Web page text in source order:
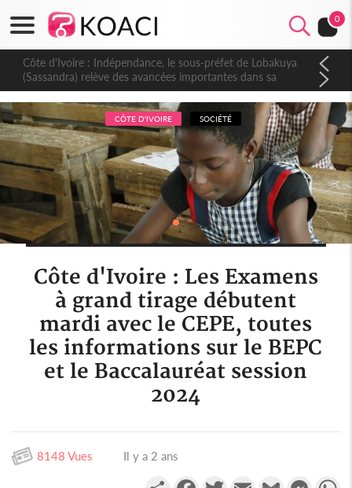
0
Côte d'Ivoire : Indépendance, le sous-préfet de Lobakuya
(Sassandra) relève des avancées importantes dans sa
circonscription
CÔTE D'IVOIRE SOCIÉTÉ
Côte d'Ivoire : Les Examens
à grand tirage débutent
mardi avec le CEPE, toutes
les informations sur le BEPC
et le Baccalauréat session
2024
8148 Vues Il y a 2 ans
PartagerFacebookTwitterEmail Gmail